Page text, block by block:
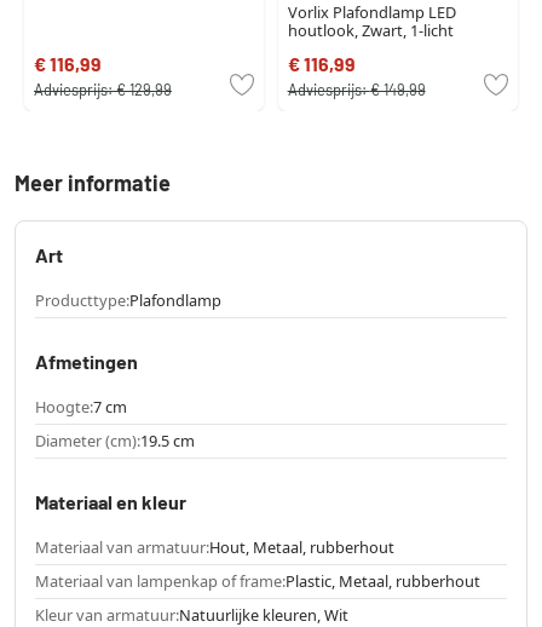
€ 116,99
Adviesprijs:€ 129,99
Vorlix Plafondlamp LED
houtlook, Zwart, 1-licht
€ 116,99
Adviesprijs:€ 149,99
Meer informatie
Art
Producttype:Plafondlamp
Afmetingen
Hoogte:7 cm
Diameter (cm):19.5 cm
Materiaal en kleur
Materiaal van armatuur:Hout, Metaal, rubberhout
Materiaal van lampenkap of frame:Plastic, Metaal, rubberhout
Kleur van armatuur:Natuurlijke kleuren, Wit